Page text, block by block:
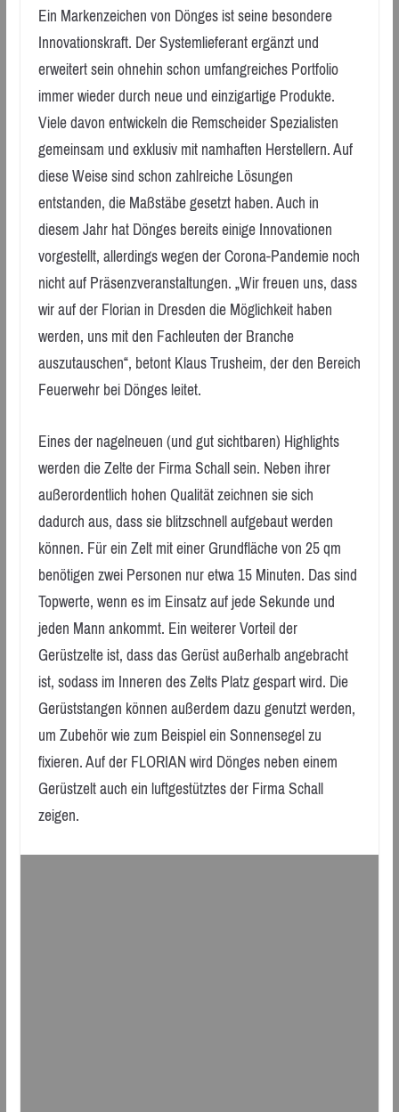
Ein Markenzeichen von Dönges ist seine besondere
Innovationskraft. Der Systemlieferant ergänzt und
erweitert sein ohnehin schon umfangreiches Portfolio
immer wieder durch neue und einzigartige Produkte.
Viele davon entwickeln die Remscheider Spezialisten
gemeinsam und exklusiv mit namhaften Herstellern. Auf
diese Weise sind schon zahlreiche Lösungen
entstanden, die Maßstäbe gesetzt haben. Auch in
diesem Jahr hat Dönges bereits einige Innovationen
vorgestellt, allerdings wegen der Corona-Pandemie noch
nicht auf Präsenzveranstaltungen. „Wir freuen uns, dass
wir auf der Florian in Dresden die Möglichkeit haben
werden, uns mit den Fachleuten der Branche
auszutauschen“, betont Klaus Trusheim, der den Bereich
Feuerwehr bei Dönges leitet.
Eines der nagelneuen (und gut sichtbaren) Highlights
werden die Zelte der Firma Schall sein. Neben ihrer
außerordentlich hohen Qualität zeichnen sie sich
dadurch aus, dass sie blitzschnell aufgebaut werden
können. Für ein Zelt mit einer Grundfläche von 25 qm
benötigen zwei Personen nur etwa 15 Minuten. Das sind
Topwerte, wenn es im Einsatz auf jede Sekunde und
jeden Mann ankommt. Ein weiterer Vorteil der
Gerüstzelte ist, dass das Gerüst außerhalb angebracht
ist, sodass im Inneren des Zelts Platz gespart wird. Die
Gerüststangen können außerdem dazu genutzt werden,
um Zubehör wie zum Beispiel ein Sonnensegel zu
fixieren. Auf der FLORIAN wird Dönges neben einem
Gerüstzelt auch ein luftgestütztes der Firma Schall
zeigen.